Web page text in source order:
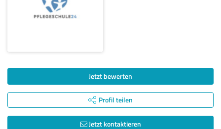
Jetzt bewerten
Profil teilen
Jetzt kontaktieren